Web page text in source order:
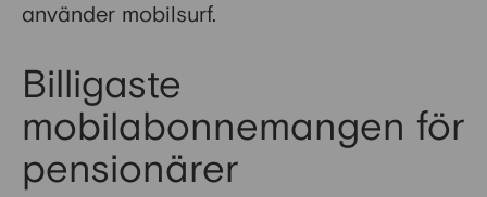
använder mobilsurf.
Billigaste
mobilabonnemangen för
pensionärer